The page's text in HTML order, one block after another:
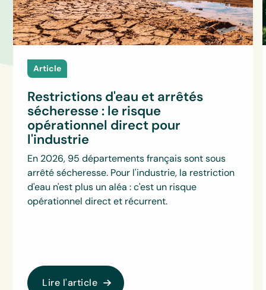
Article
Restrictions d'eau et arrêtés
sécheresse : le risque
opérationnel direct pour
l'industrie
En 2026, 95 départements français sont sous
arrêté sécheresse. Pour l'industrie, la restriction
d'eau n'est plus un aléa : c'est un risque
opérationnel direct et récurrent.
Lire l'article